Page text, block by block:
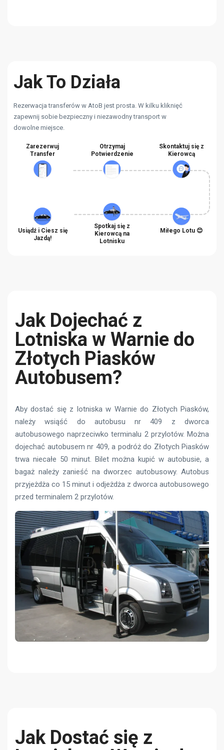
Jak To Działa
Rezerwacja transferów w AtoB jest prosta. W kilku kliknięć
zapewnij sobie bezpieczny i niezawodny transport w
dowolne miejsce.
Zarezerwuj
Transfer
Otrzymaj
Potwierdzenie
Skontaktuj się z
Kierowcą
Usiądź i Ciesz się
Jazdą!
Spotkaj się z
Kierowcą na
Lotnisku
Miłego Lotu 😊
Jak Dojechać z
Lotniska w Warnie do
Złotych Piasków
Autobusem?
Aby dostać się z lotniska w Warnie do Złotych Piasków,
należy wsiąść do autobusu nr 409 z dworca
autobusowego naprzeciwko terminalu 2 przylotów. Można
dojechać autobusem nr 409, a podróż do Złotych Piasków
trwa niecałe 50 minut. Bilet można kupić w autobusie, a
bagaż należy zanieść na dworzec autobusowy. Autobus
przyjeżdża co 15 minut i odjeżdża z dworca autobusowego
przed terminalem 2 przylotów.
Jak Dostać się z